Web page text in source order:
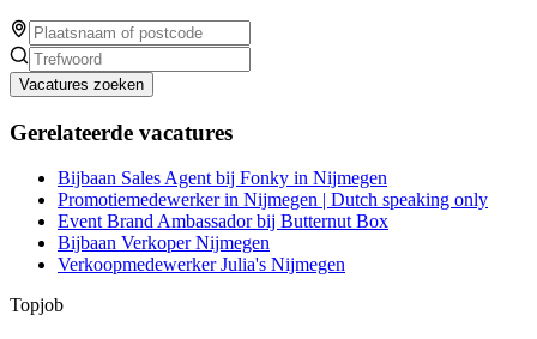
Vacatures zoeken
Gerelateerde vacatures
Bijbaan Sales Agent bij Fonky in Nijmegen
Promotiemedewerker in Nijmegen | Dutch speaking only
Event Brand Ambassador bij Butternut Box
Bijbaan Verkoper Nijmegen
Verkoopmedewerker Julia's Nijmegen
Topjob